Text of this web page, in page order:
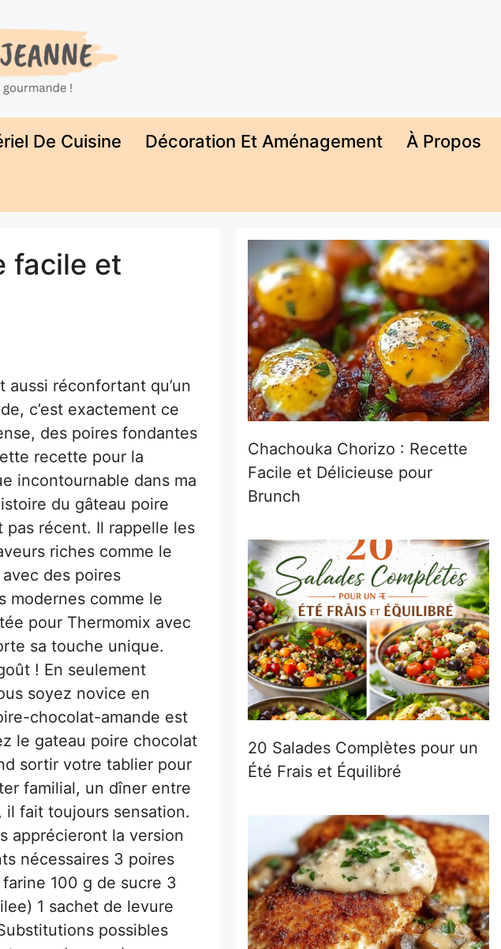
De Cuisine Décoration Et Aménagement À Propos
facile et
aussi réconfortant qu’un
c’est exactement ce
des poires fondantes
recette pour la
incontournable dans ma
du gâteau poire
pas récent. Il rappelle les
riches comme le
des poires
modernes comme le
pour Thermomix avec
sa touche unique.
! En seulement
soyez novice en
chocolat-amande est
le gateau poire chocolat
sortir votre tablier pour
familial, un dîner entre
il fait toujours sensation.
apprécieront la version
nécessaires 3 poires
100 g de sucre 3
1 sachet de levure
possibles
Chachouka Chorizo : Recette
Facile et Délicieuse pour
Brunch
20 Salades Complètes pour un
Été Frais et Équilibré